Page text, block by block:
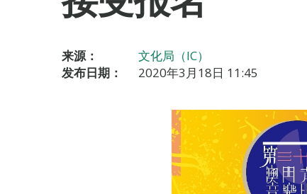
来源：
文化局（IC）
发布日期：
2020年3月18日 11:45